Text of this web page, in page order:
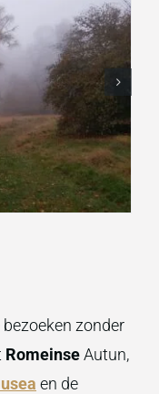
zonder
RomeinseAutun,
en de